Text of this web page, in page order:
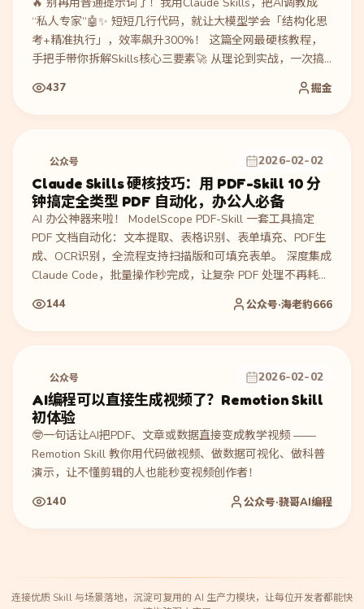
和跨 Skill portal message 路由。
“私人专家”🤖✨ 短短几行代码，就让大模型学会「结构化思
考+精准执行」，效率飙升300%！ 这篇全网最硬核教程，
手把手带你拆解Skills核心三要素🚀 从理论到实战，一次搞
437 掘金
公众号 2026-02-02
Claude Skills 硬核技巧：用 PDF-Skill 10 分
钟搞定全类型 PDF 自动化，办公人必备
AI 办公神器来啦！ ModelScope PDF-Skill 一套工具搞定
PDF 文档自动化：文本提取、表格识别、表单填充、PDF生
成、OCR识别，全流程支持扫描版和可填充表单。 深度集成
Claude Code，批量操作秒完成，让复杂 PDF 处理不再耗时
144 公众号·海老豹666
公众号 2026-02-02
AI编程可以直接生成视频了？Remotion Skill
初体验
🤓一句话让AI把PDF、文章或数据直接变成教学视频 ——
Remotion Skill 教你用代码做视频、做数据可视化、做科普
演示，让不懂剪辑的人也能秒变视频创作者！
140 公众号·骁哥AI编程
连接优质 Skill 与场景落地，沉淀可复用的 AI 生产力模块，让每位开发者都能快